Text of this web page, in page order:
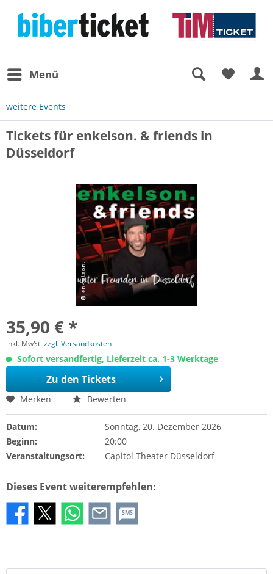
Menü
weitere Events
Tickets für enkelson. & friends in
Düsseldorf
35,90 € *
inkl. MwSt.zzgl. Versandkosten
Sofort versandfertig, Lieferzeit ca. 1-3 Werktage
Zu den Tickets
Merken Bewerten
Datum:
Sonntag, 20. Dezember 2026
Beginn:
20:00
Veranstaltungsort:
Capitol Theater Düsseldorf
Dieses Event weiterempfehlen:
SMS